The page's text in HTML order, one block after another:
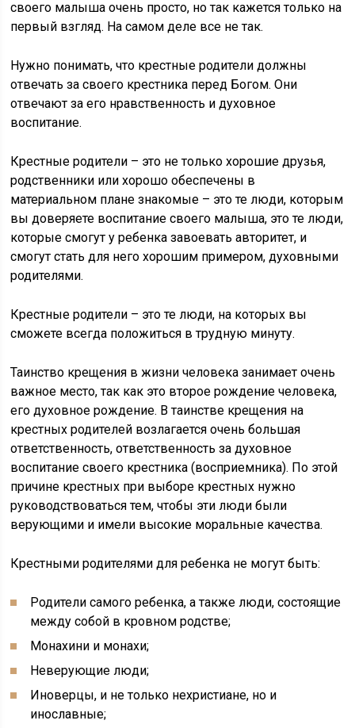
своего малыша очень просто, но так кажется только на
первый взгляд. На самом деле все не так.
Нужно понимать, что крестные родители должны
отвечать за своего крестника перед Богом. Они
отвечают за его нравственность и духовное
воспитание.
Крестные родители – это не только хорошие друзья,
родственники или хорошо обеспечены в
материальном плане знакомые – это те люди, которым
вы доверяете воспитание своего малыша, это те люди,
которые смогут у ребенка завоевать авторитет, и
смогут стать для него хорошим примером, духовными
родителями.
Крестные родители – это те люди, на которых вы
сможете всегда положиться в трудную минуту.
Таинство крещения в жизни человека занимает очень
важное место, так как это второе рождение человека,
его духовное рождение. В таинстве крещения на
крестных родителей возлагается очень большая
ответственность, ответственность за духовное
воспитание своего крестника (восприемника). По этой
причине крестных при выборе крестных нужно
руководствоваться тем, чтобы эти люди были
верующими и имели высокие моральные качества.
Крестными родителями для ребенка не могут быть:
Родители самого ребенка, а также люди, состоящие
между собой в кровном родстве;
Монахини и монахи;
Неверующие люди;
Иноверцы, и не только нехристиане, но и
инославные;